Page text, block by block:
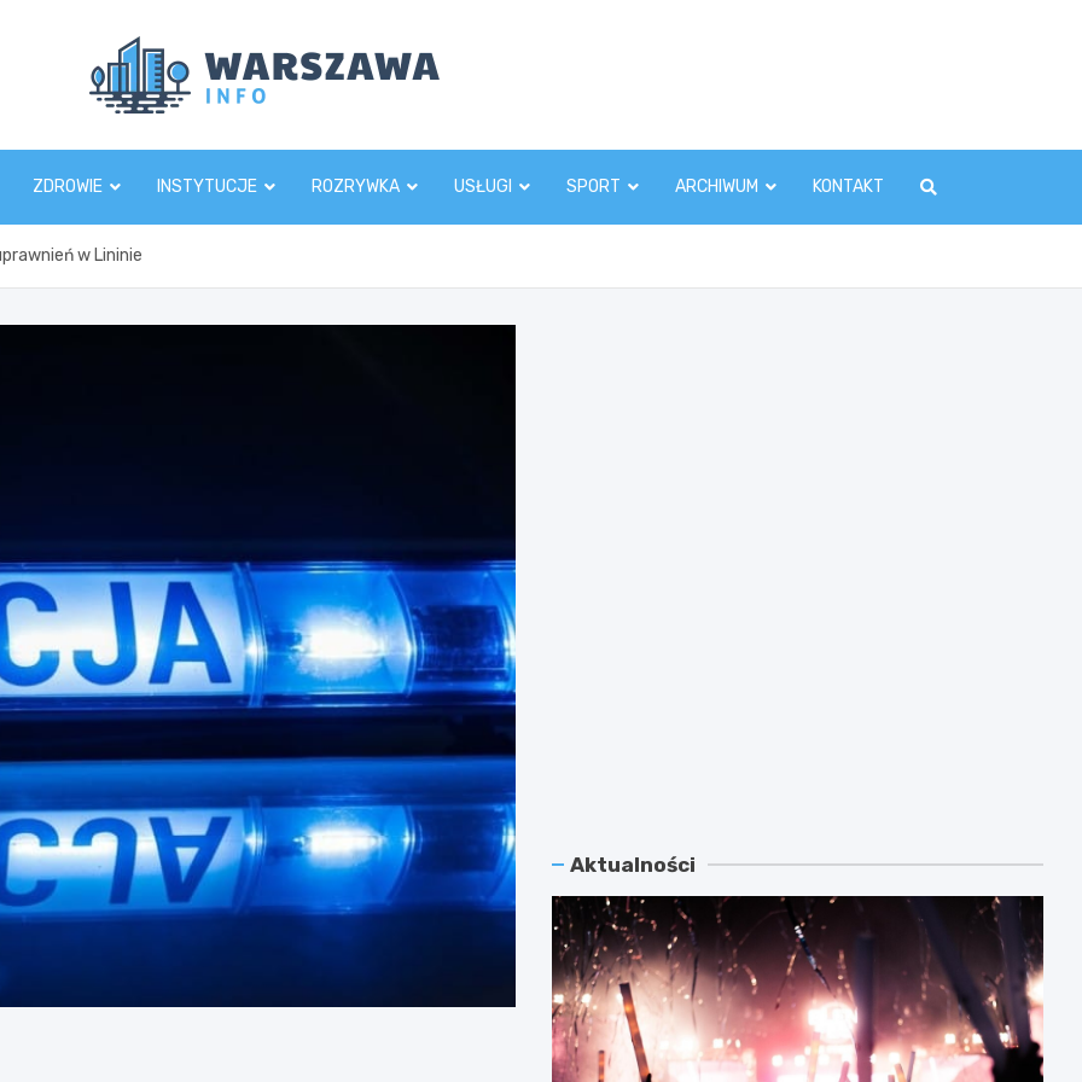
ZDROWIE INSTYTUCJE ROZRYWKA USŁUGI SPORT ARCHIWUM KONTAKT
w Lininie
Aktualności